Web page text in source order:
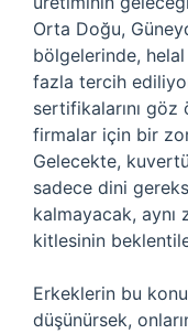
Orta Doğu,
bölgelerinde,
fazla tercih
sertifikalarını göz
firmalar için bir
Gelecekte,
sadece dini
kalmayacak, aynı
kitlesinin
Erkeklerin bu
düşünürsek,